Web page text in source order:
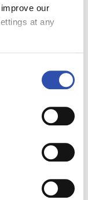
our
at any
Ledamot i